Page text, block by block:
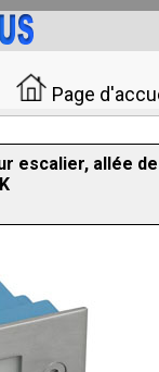
Page
allée